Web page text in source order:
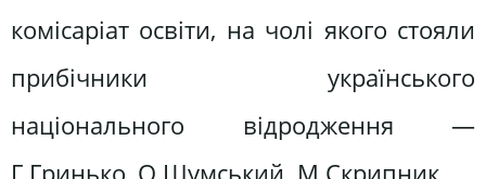
комісаріат освіти, на чолі якого стояли
прибічники українського
національного відродження —